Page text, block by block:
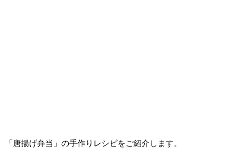
「唐揚げ弁当」の手作りレシピをご紹介します。